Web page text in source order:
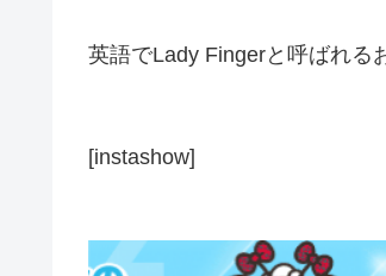
英語でLady Fingerと呼ばれる
[instashow]